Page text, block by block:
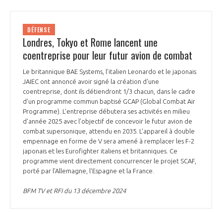
DÉFENSE
Londres, Tokyo et Rome lancent une
coentreprise pour leur futur avion de combat
Le britannique BAE Systems, l'italien Leonardo et le japonais
JAIEC ont annoncé avoir signé la création d'une
coentreprise, dont ils détiendront 1/3 chacun, dans le cadre
d'un programme commun baptisé GCAP (Global Combat Air
Programme). L’entreprise débutera ses activités en milieu
d'année 2025 avec l’objectif de concevoir le futur avion de
combat supersonique, attendu en 2035. L'appareil à double
empennage en forme de V sera amené à remplacer les F-2
japonais et les Eurofighter italiens et britanniques. Ce
programme vient directement concurrencer le projet SCAF,
porté par l'Allemagne, l'Espagne et la France.
BFM TV et RFI du 13 décembre 2024